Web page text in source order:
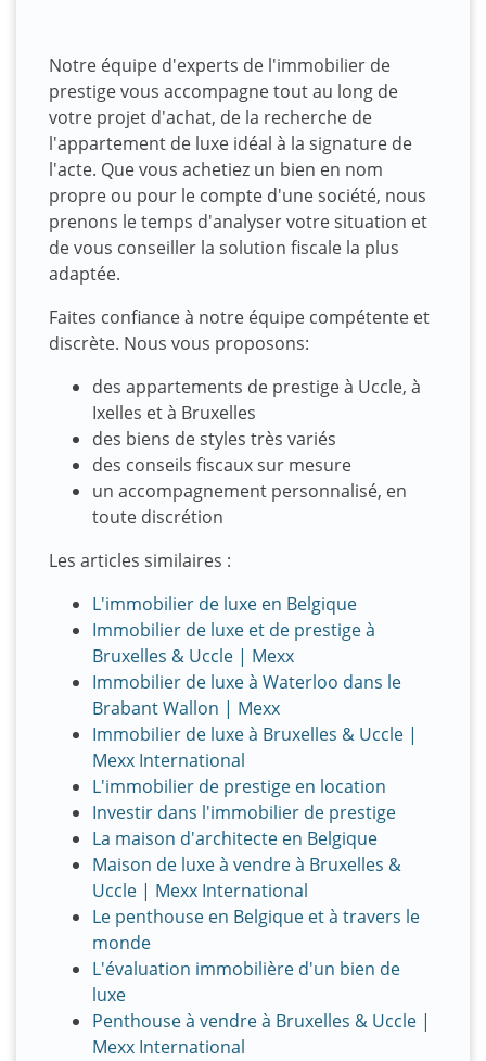
Notre équipe d'experts de l'immobilier de
prestige vous accompagne tout au long de
votre projet d'achat, de la recherche de
l'appartement de luxe idéal à la signature de
l'acte. Que vous achetiez un bien en nom
propre ou pour le compte d'une société, nous
prenons le temps d'analyser votre situation et
de vous conseiller la solution fiscale la plus
adaptée.
Faites confiance à notre équipe compétente et
discrète. Nous vous proposons:
des appartements de prestige à Uccle, à
Ixelles et à Bruxelles
des biens de styles très variés
des conseils fiscaux sur mesure
un accompagnement personnalisé, en
toute discrétion
Les articles similaires :
L'immobilier de luxe en Belgique
Immobilier de luxe et de prestige à
Bruxelles & Uccle | Mexx
Immobilier de luxe à Waterloo dans le
Brabant Wallon | Mexx
Immobilier de luxe à Bruxelles & Uccle |
Mexx International
L'immobilier de prestige en location
Investir dans l'immobilier de prestige
La maison d'architecte en Belgique
Maison de luxe à vendre à Bruxelles &
Uccle | Mexx International
Le penthouse en Belgique et à travers le
monde
L'évaluation immobilière d'un bien de
luxe
Penthouse à vendre à Bruxelles & Uccle |
Mexx International